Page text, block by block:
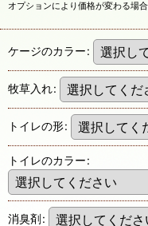
オプションにより価格が変わる場合
ケージのカラー:
牧草入れ:
トイレの形:
トイレのカラー:
消臭剤: